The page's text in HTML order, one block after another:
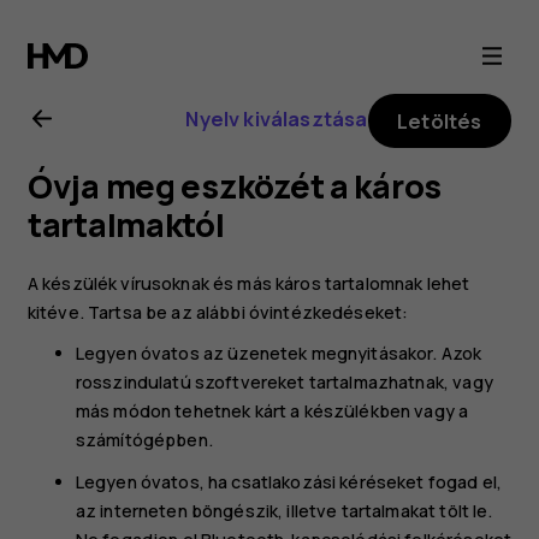
A
Nokia
G22
felhasználói
kézikönyve
Nyelv kiválasztása Letöltés
Óvja meg eszközét a káros
tartalmaktól
A készülék vírusoknak és más káros tartalomnak lehet
kitéve. Tartsa be az alábbi óvintézkedéseket:
Legyen óvatos az üzenetek megnyitásakor. Azok
rosszindulatú szoftvereket tartalmazhatnak, vagy
más módon tehetnek kárt a készülékben vagy a
számítógépben.
Legyen óvatos, ha csatlakozási kéréseket fogad el,
az interneten böngészik, illetve tartalmakat tölt le.